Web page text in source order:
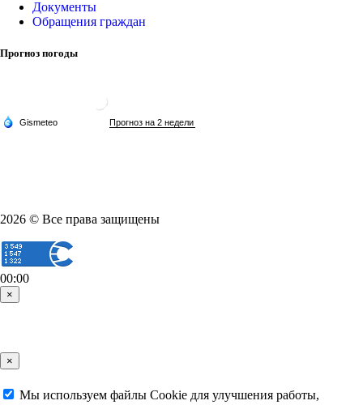
Документы
Обращения граждан
Прогноз погоды
2026 © Все права защищены
00:00
×
×
Мы используем файлы Cookie для улучшения работы,